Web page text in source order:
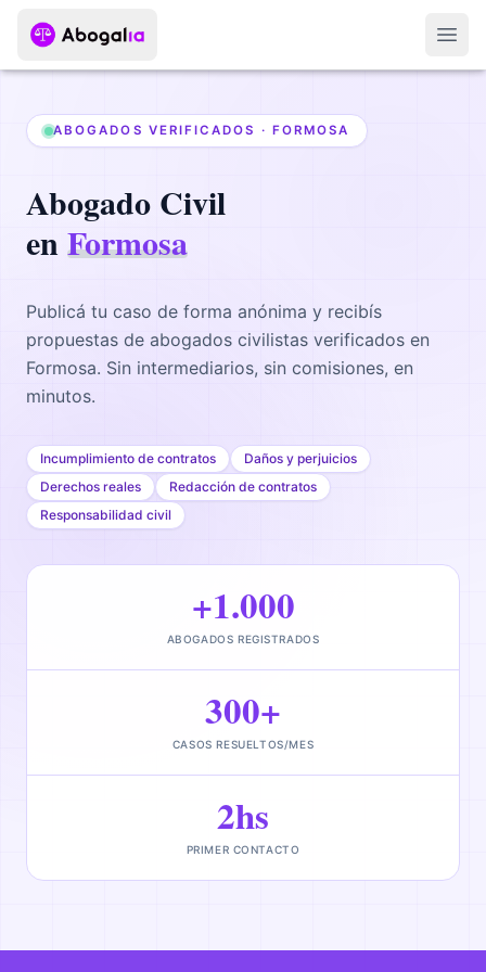
ABOGADOS VERIFICADOS · FORMOSA
Abogado Civil
enFormosa
Publicá tu caso de forma anónima y recibís
propuestas de abogados civilistas verificados en
Formosa. Sin intermediarios, sin comisiones, en
minutos.
Incumplimiento de contratos
Daños y perjuicios
Derechos reales
Redacción de contratos
Responsabilidad civil
+1.000
ABOGADOS REGISTRADOS
300+
CASOS RESUELTOS/MES
2hs
PRIMER CONTACTO